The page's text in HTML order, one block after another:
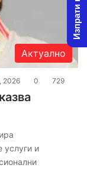
Актуално
2026 0 729
услуги и